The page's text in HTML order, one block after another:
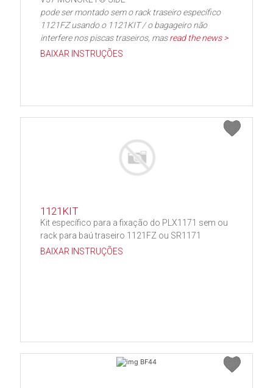
pode ser montado sem o rack traseiro específico
1121FZ usando o 1121KIT / o bagageiro não
interfere nos piscas traseiros, masread the news >
BAIXAR INSTRUÇÕES
1121KIT
Kit específico para a fixação do PLX1171 sem ou
rack para baú traseiro 1121FZ ou SR1171
BAIXAR INSTRUÇÕES